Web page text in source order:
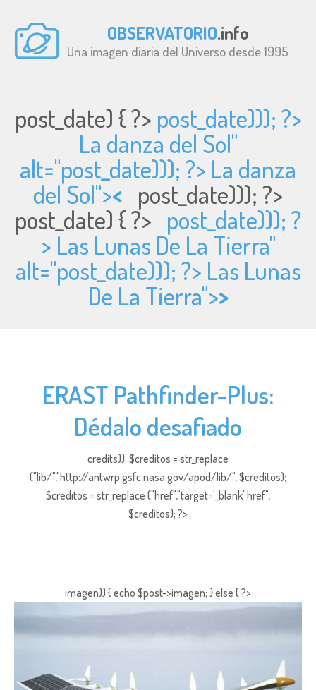
OBSERVATORIO.info
Una imagen diaria del Universo desde 1995
post_date) { ?> post_date))); ?>
La danza del Sol"
alt="post_date))); ?> La danza
del Sol">< post_date))); ?>
post_date) { ?> post_date))); ?
> Las Lunas De La Tierra"
alt="post_date))); ?> Las Lunas
De La Tierra">>
ERAST Pathfinder-Plus:
Dédalo desafiado
credits)); $creditos = str_replace
("lib/","http://antwrp.gsfc.nasa.gov/apod/lib/", $creditos);
$creditos = str_replace ("href","target='_blank' href",
$creditos); ?>
imagen)) { echo $post->imagen; } else { ?>